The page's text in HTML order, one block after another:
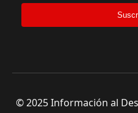
© 2025 Información al